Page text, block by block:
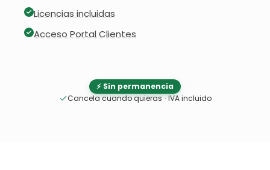
Licencias incluidas
Acceso Portal Clientes
⚡ Sin permanencia
Cancela cuando quieras · IVA incluido